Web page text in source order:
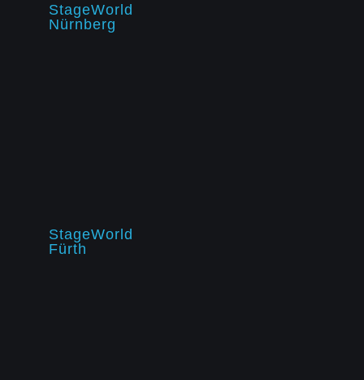
StageWorld
Nürnberg
StageWorld
Fürth